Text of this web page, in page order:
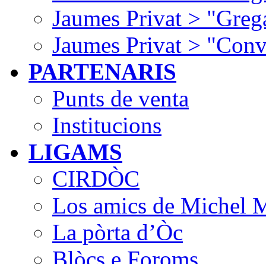
Jaumes Privat >
Jaumes Privat >
PARTENARIS
Punts de venta
Institucions
LIGAMS
CIRDÒC
Los amics de Michel
La pòrta d’Òc